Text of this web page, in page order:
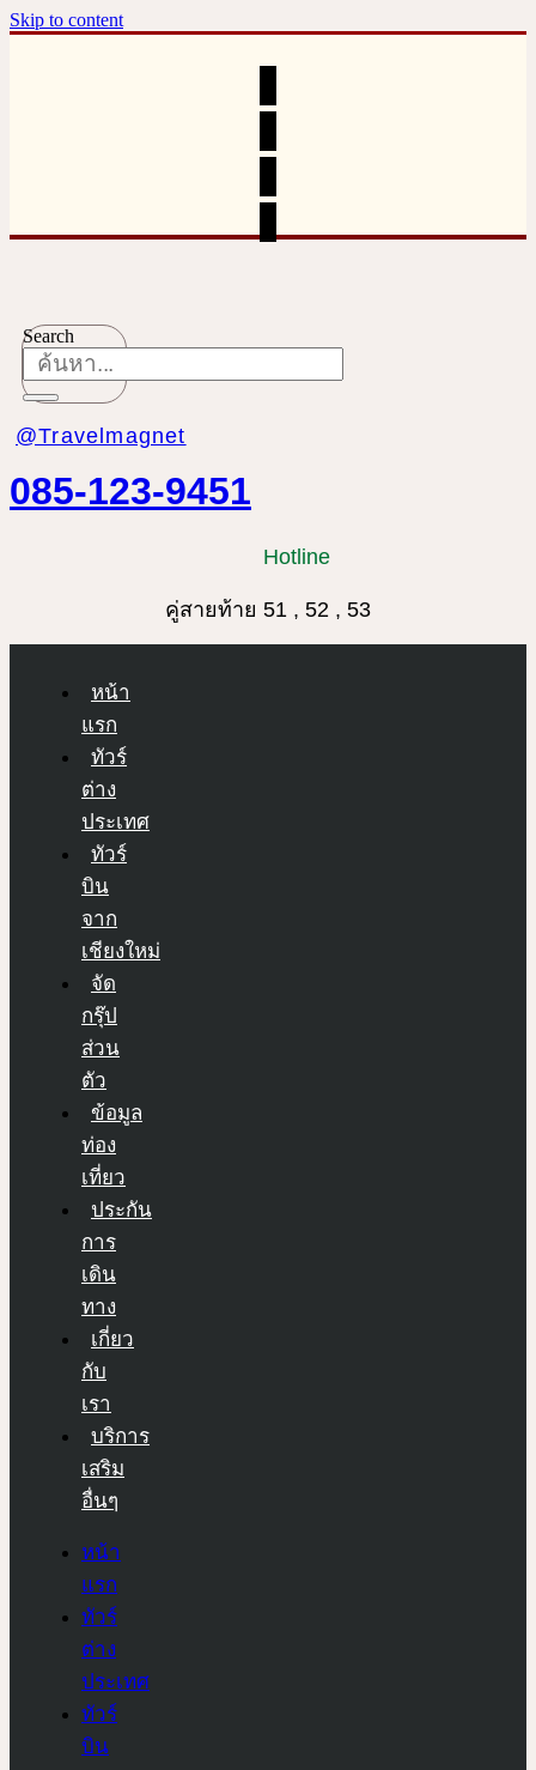
Skip to content
Search
@Travelmagnet
085-123-9451
Hotline
คู่สายท้าย 51 , 52 , 53
หน้า
แรก
ทัวร์
ต่าง
ประเทศ
ทัวร์
บิน
จาก
เชียงใหม่
จัด
กรุ๊ป
ส่วน
ตัว
ข้อมูล
ท่อง
เที่ยว
ประกัน
การ
เดิน
ทาง
เกี่ยว
กับ
เรา
บริการ
เสริม
อื่นๆ
หน้า
แรก
ทัวร์
ต่าง
ประเทศ
ทัวร์
บิน